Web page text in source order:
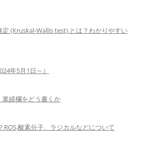
(Kruskal-Wallis test) とは？わかりやすい
年5月1日～）
績欄をどう書くか
ROS,酸素分子、ラジカルなどについて